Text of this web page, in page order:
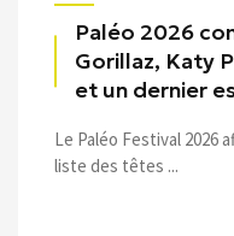
Paléo 2026
Gorillaz, Katy
et un dernier
Le Paléo Festival 2026
liste des têtes ...